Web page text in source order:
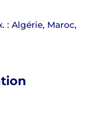
: Algérie, Maroc,